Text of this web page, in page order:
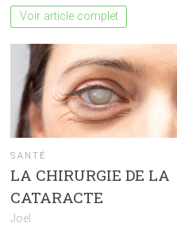
Voir article complet
SANTÉ
LA CHIRURGIE DE LA
CATARACTE
Joel